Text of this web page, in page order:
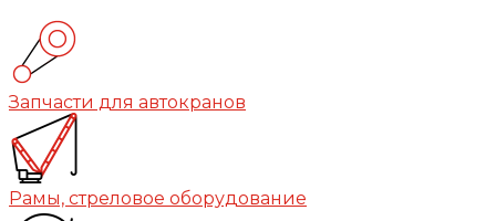
Запчасти для автокранов
Рамы, стреловое оборудование